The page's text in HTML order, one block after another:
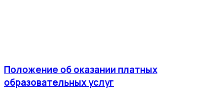
Положение об оказании платных
образовательных услуг